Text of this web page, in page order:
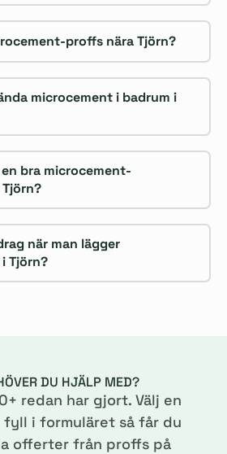
proffs nära Tjörn?
microcement i badrum i
bra microcement-
när man lägger
Tjörn?
DU HJÄLP MED?
+ redan har gjort. Välj en
i formuläret så får du
offerter från proffs på